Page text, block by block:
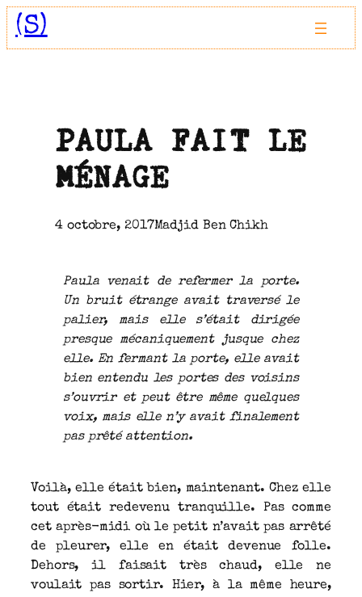
Aller
au(S)
PAULA FAIT LE
MÉNAGE
4 octobre, 2017Madjid Ben Chikh
Paula venait de refermer la porte.
Un bruit étrange avait traversé le
palier, mais elle s’était dirigée
presque mécaniquement jusque chez
elle. En fermant la porte, elle avait
bien entendu les portes des voisins
s’ouvrir et peut être même quelques
voix, mais elle n’y avait finalement
pas prêté attention.
Voilà, elle était bien, maintenant. Chez elle
tout était redevenu tranquille. Pas comme
cet après-midi où le petit n’avait pas arrêté
de pleurer, elle en était devenue folle.
Dehors, il faisait très chaud, elle ne
voulait pas sortir. Hier, à la même heure,